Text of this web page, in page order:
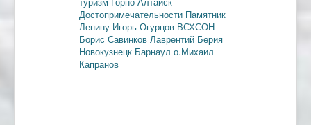
Достопримечательности Памятник
Ленину Игорь Огурцов ВСХСОН
Борис Савинков Лаврентий Берия
Новокузнецк Барнаул о.Михаил
Капранов